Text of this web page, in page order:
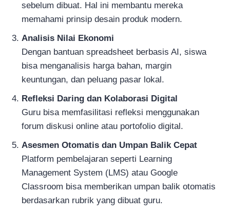
sebelum dibuat. Hal ini membantu mereka
memahami prinsip desain produk modern.
Analisis Nilai Ekonomi
Dengan bantuan spreadsheet berbasis AI, siswa
bisa menganalisis harga bahan, margin
keuntungan, dan peluang pasar lokal.
Refleksi Daring dan Kolaborasi Digital
Guru bisa memfasilitasi refleksi menggunakan
forum diskusi online atau portofolio digital.
Asesmen Otomatis dan Umpan Balik Cepat
Platform pembelajaran seperti Learning
Management System (LMS) atau Google
Classroom bisa memberikan umpan balik otomatis
berdasarkan rubrik yang dibuat guru.